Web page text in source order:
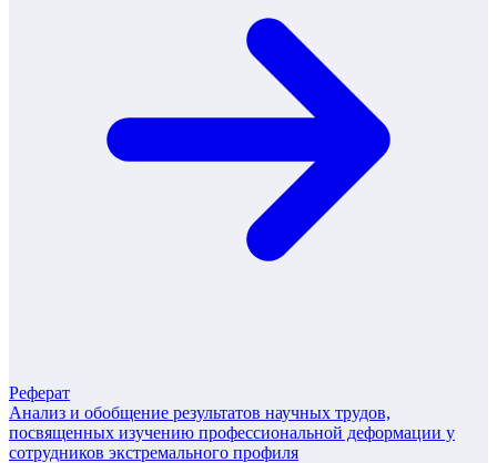
Реферат
Анализ и обобщение результатов научных трудов,
посвященных изучению профессиональной деформации у
сотрудников экстремального профиля